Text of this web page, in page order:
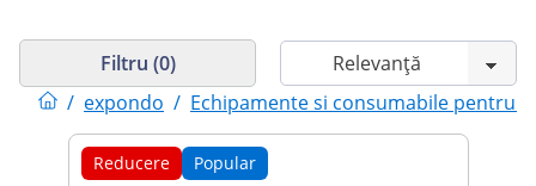
/ expondo / Echipamente si consumabile pentru
Filtru (0)
Reducere Popular